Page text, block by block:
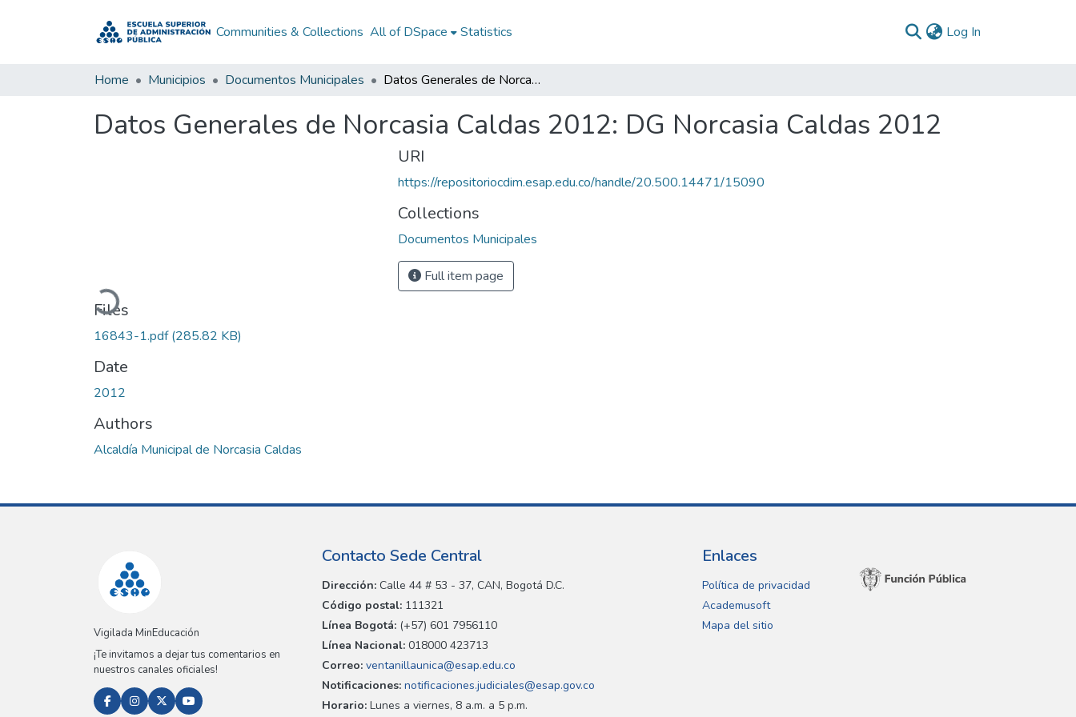
Communities & Collections All of DSpace Statistics Log In
Home Municipios Documentos Municipales Datos Generales de Norcasia Caldas 2012: DG Norcasia Caldas 2012
Datos Generales de Norcasia Caldas 2012: DG Norcasia Caldas 2012
Loading...
Files
16843-1.pdf(285.82 KB)
Date
2012
Authors
Alcaldía Municipal de Norcasia Caldas
URI
https://repositoriocdim.esap.edu.co/handle/20.500.14471/15090
Collections
Documentos Municipales
Full item page
Vigilada MinEducación
¡Te invitamos a dejar tus comentarios en
nuestros canales oficiales!
Contacto Sede Central
Dirección: Calle 44 # 53 - 37, CAN, Bogotá D.C.
Código postal: 111321
Línea Bogotá: (+57) 601 7956110
Línea Nacional: 018000 423713
Correo: ventanillaunica@esap.edu.co
Notificaciones: notificaciones.judiciales@esap.gov.co
Horario: Lunes a viernes, 8 a.m. a 5 p.m.
Enlaces
Política de privacidad
Academusoft
Mapa del sitio